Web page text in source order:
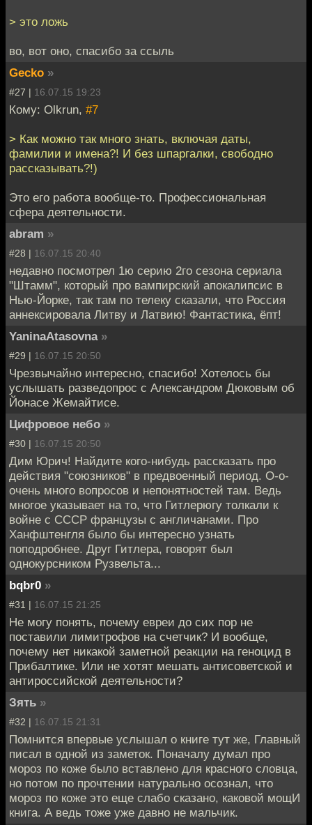
> это ложь
во, вот оно, спасибо за ссыль
Gecko »
#27 | 16.07.15 19:23
Кому: Olkrun, #7
> Как можно так много знать, включая даты,
фамилии и имена?! И без шпаргалки, свободно
рассказывать?!)
Это его работа вообще-то. Профессиональная
сфера деятельности.
abram »
#28 | 16.07.15 20:40
недавно посмотрел 1ю серию 2го сезона сериала
"Штамм", который про вампирский апокалипсис в
Нью-Йорке, так там по телеку сказали, что Россия
аннексировала Литву и Латвию! Фантастика, ёпт!
YaninaAtasovna »
#29 | 16.07.15 20:50
Чрезвычайно интересно, спасибо! Хотелось бы
услышать разведопрос с Александром Дюковым об
Йонасе Жемайтисе.
Цифровое небо »
#30 | 16.07.15 20:50
Дим Юрич! Найдите кого-нибудь рассказать про
действия "союзников" в предвоенный период. О-о-
очень много вопросов и непонятностей там. Ведь
многое указывает на то, что Гитлерюгу толкали к
войне с СССР французы с англичанами. Про
Ханфштенгля было бы интересно узнать
поподробнее. Друг Гитлера, говорят был
однокурсником Рузвельта...
bqbr0 »
#31 | 16.07.15 21:25
Не могу понять, почему евреи до сих пор не
поставили лимитрофов на счетчик? И вообще,
почему нет никакой заметной реакции на геноцид в
Прибалтике. Или не хотят мешать антисоветской и
антироссийской деятельности?
Зять »
#32 | 16.07.15 21:31
Помнится впервые услышал о книге тут же, Главный
писал в одной из заметок. Поначалу думал про
мороз по коже было вставлено для красного словца,
но потом по прочтении натурально осознал, что
мороз по коже это еще слабо сказано, каковой мощИ
книга. А ведь тоже уже давно не мальчик.